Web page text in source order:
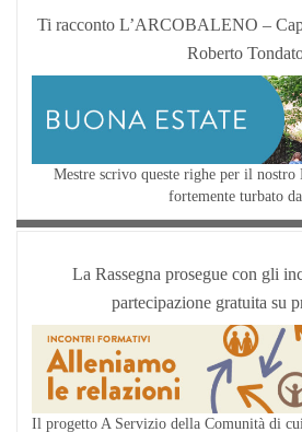
Ti racconto L’ARCOBALENO –
Roberto
Mestre scrivo queste righe per il nostro
fortemente turbato
La Rassegna prosegue con gli
partecipazione gratuita su
Il progetto A Servizio della Comunità di cui